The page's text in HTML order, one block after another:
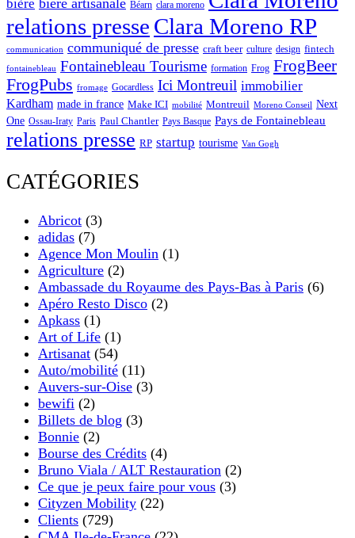
bière Béarn clara moreno
relations presse Clara Moreno RP
communication communiqué de presse craft beer culture design fintech
fontainebleau Fontainebleau Tourisme formation Frog FrogBeer
FrogPubs fromage Gocardless Ici Montreuil immobilier
Kardham made in france Make ICI mobilité Montreuil Moreno Conseil Next
One Ossau-Iraty Paris Paul Chantler Pays Basque Pays de Fontainebleau
relations presse RP startup tourisme Van Gogh
CATÉGORIES
Abricot (3)
adidas (7)
Agence Mon Moulin (1)
Agriculture (2)
Ambassade du Royaume des Pays-Bas à Paris (6)
Apéro Resto Disco (2)
Apkass (1)
Art of Life (1)
Artisanat (54)
Auto/mobilité (11)
Auvers-sur-Oise (3)
bewifi (2)
Billets de blog (3)
Bonnie (2)
Bourse des Crédits (4)
Bruno Viala / ALT Restauration (2)
Ce que je peux faire pour vous (3)
Cityzen Mobility (22)
Clients (729)